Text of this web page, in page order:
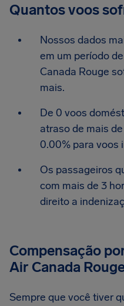
Quantos voos
Nossos dados
em um período
Canada Rouge
mais.
De 0 voos
atraso de mais
0.00% para voos
Os passageiros
com mais de 3
direito a
Compensação
Air Canada
Sempre que você tiver